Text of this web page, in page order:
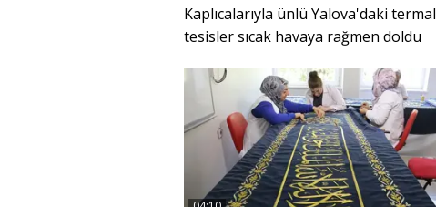
Kaplıcalarıyla ünlü Yalova'daki termal
tesisler sıcak havaya rağmen doldu